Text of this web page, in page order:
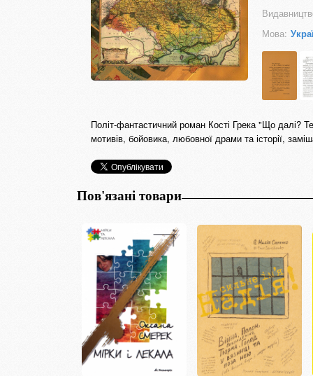
Мова:
Політ-фантастичний роман Кості Грека "Що далі?
мотивів, бойовика, любовної драми та історії,
Пов'язані товари